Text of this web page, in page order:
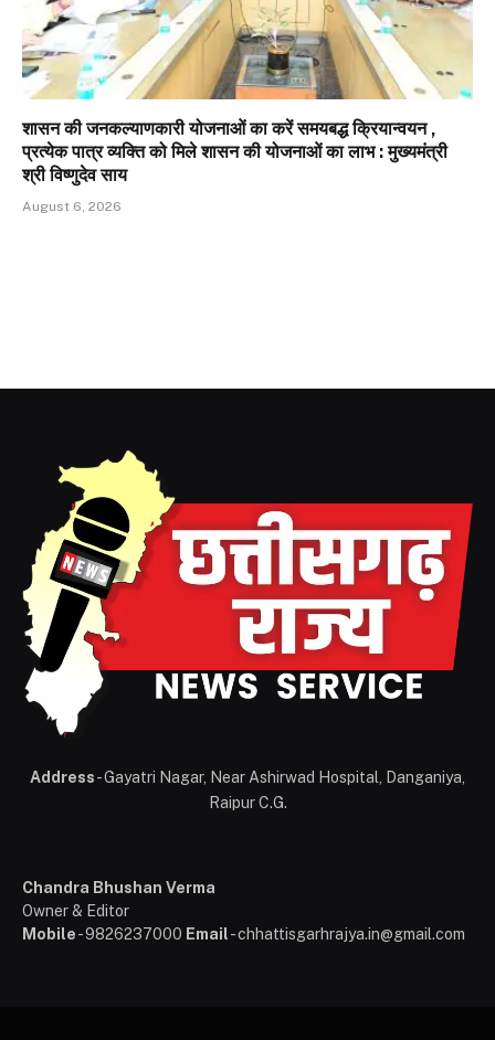
शासन की जनकल्याणकारी योजनाओं का करें समयबद्ध क्रियान्वयन ,
प्रत्येक पात्र व्यक्ति को मिले शासन की योजनाओं का लाभ : मुख्यमंत्री
श्री विष्णुदेव साय
August 6, 2026
Address- Gayatri Nagar, Near Ashirwad Hospital, Danganiya,
Raipur C.G.
Chandra Bhushan Verma
Owner & Editor
Mobile- 9826237000 Email- chhattisgarhrajya.in@gmail.com